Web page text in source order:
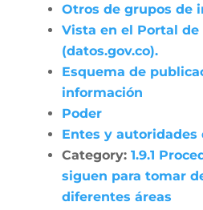
Otros de grupos de
Vista en el Portal
(datos.gov.co).
Esquema de
información
Poder
Entes y autoridades
Category: 1.9.1
siguen para tomar
diferentes áreas